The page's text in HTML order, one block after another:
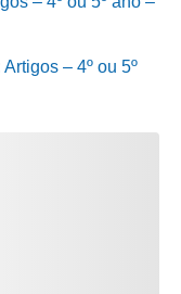
– 4º ou 5º